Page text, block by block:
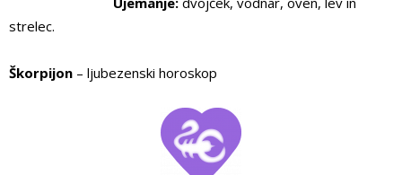
strelec.
Škorpijon – ljubezenski horoskop